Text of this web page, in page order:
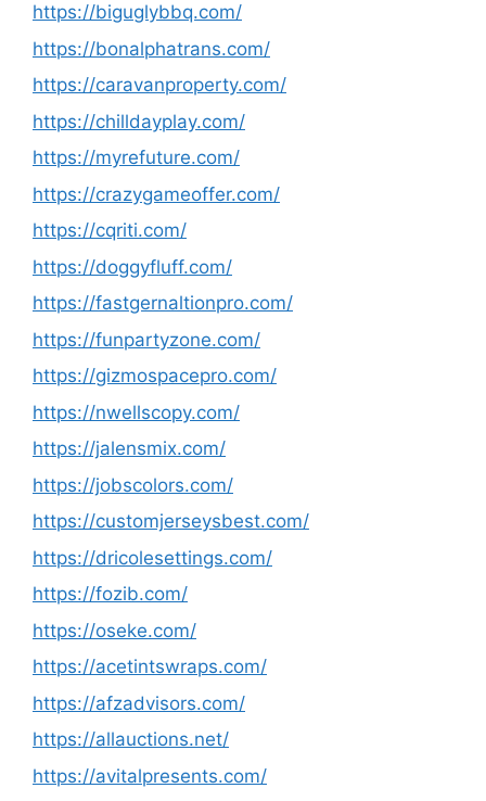
https://biguglybbq.com/
https://bonalphatrans.com/
https://caravanproperty.com/
https://chilldayplay.com/
https://myrefuture.com/
https://crazygameoffer.com/
https://cqriti.com/
https://doggyfluff.com/
https://fastgernaltionpro.com/
https://funpartyzone.com/
https://gizmospacepro.com/
https://nwellscopy.com/
https://jalensmix.com/
https://jobscolors.com/
https://customjerseysbest.com/
https://dricolesettings.com/
https://fozib.com/
https://oseke.com/
https://acetintswraps.com/
https://afzadvisors.com/
https://allauctions.net/
https://avitalpresents.com/